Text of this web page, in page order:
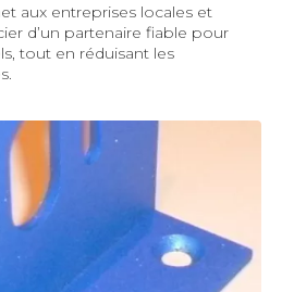
aux entreprises locales et
d’un partenaire fiable pour
tout en réduisant les